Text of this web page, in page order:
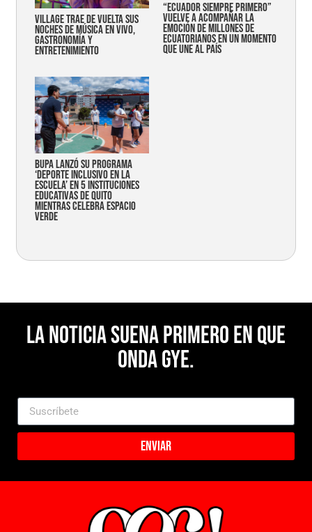
Village trae de vuelta sus
noches de música en vivo,
gastronomía y
entretenimiento
“Ecuador siempre primero”
vuelve a acompañar la
emoción de millones de
ecuatorianos en un momento
que une al país
Bupa lanzó su programa
‘Deporte Inclusivo en la
Escuela’ en 5 instituciones
educativas de Quito
mientras celebra espacio
verde
La noticia suena primero en Que
Onda Gye.
Enviar